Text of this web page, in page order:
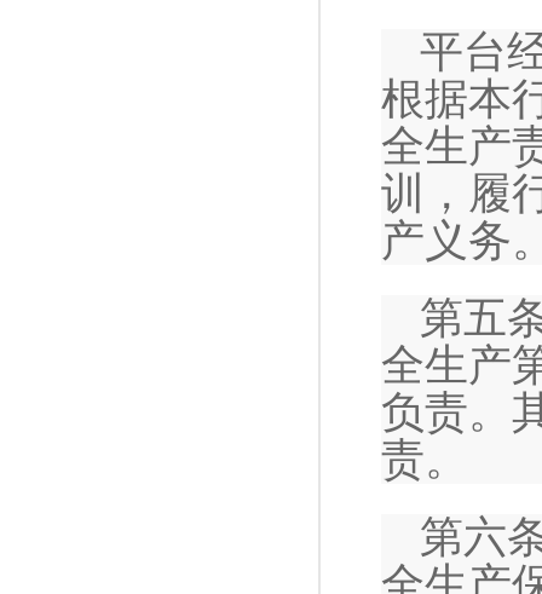
平台
根据本
全生产
训，履
产义务
第五
全生产
负责。
责。
第六
全生产